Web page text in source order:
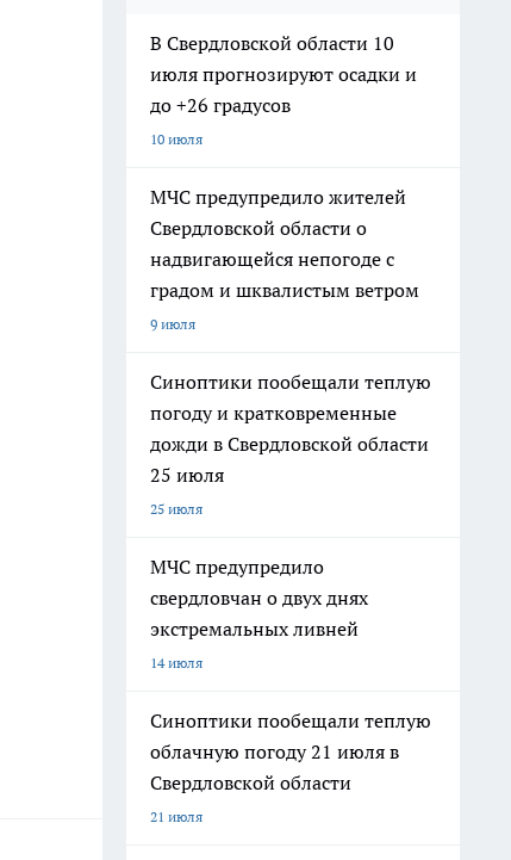
В Свердловской области 10
июля прогнозируют осадки и
до +26 градусов
10 июля
МЧС предупредило жителей
Свердловской области о
надвигающейся непогоде с
градом и шквалистым ветром
9 июля
Синоптики пообещали теплую
погоду и кратковременные
дожди в Свердловской области
25 июля
25 июля
МЧС предупредило
свердловчан о двух днях
экстремальных ливней
14 июля
Синоптики пообещали теплую
облачную погоду 21 июля в
Свердловской области
21 июля